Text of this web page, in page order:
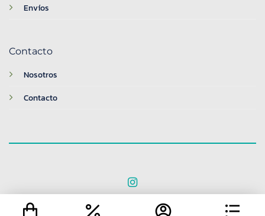
Envíos
Contacto
Nosotros
Contacto
© 2026 BreakTime